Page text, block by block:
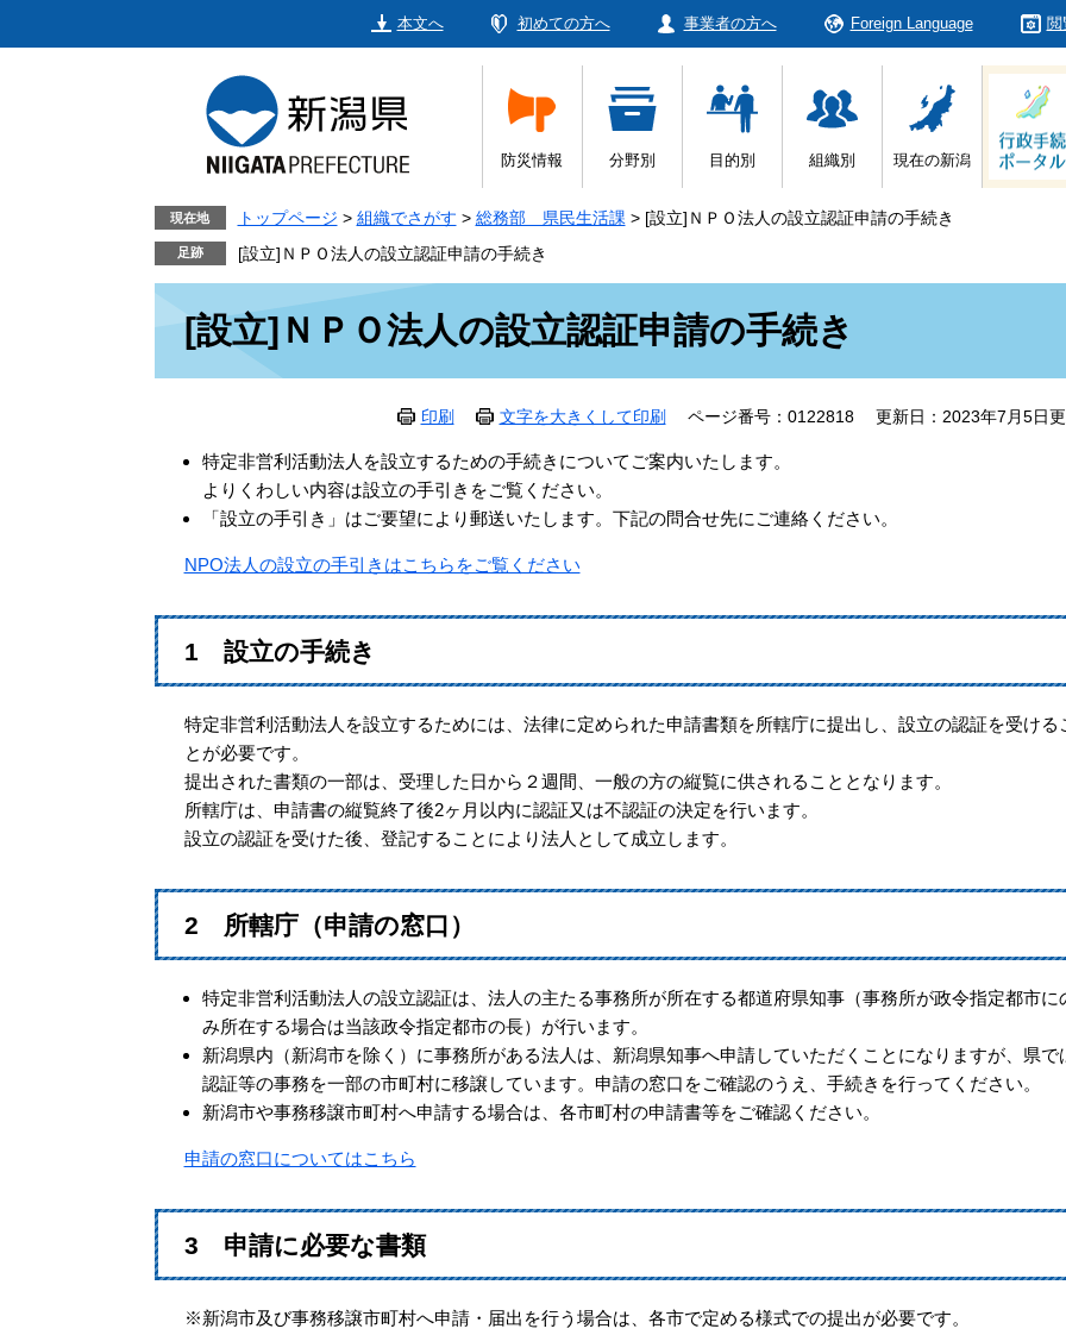
本文へ 初めての方へ 事業者の方へ Foreign Language 閲
防災情報 分野別 目的別 組織別 現在の新潟
現在地 トップページ > 組織でさがす > 総務部 県民生活課 > [設立]ＮＰＯ法人の設立認証申請の手続き
[設立]ＮＰＯ法人の設立認証申請の手続き
[設立]ＮＰＯ法人の設立認証申請の手続き
印刷 文字を大きくして印刷 ページ番号：0122818 更新日：2023年7月5日
特定非営利活動法人を設立するための手続きについてご案内いたします。
よりくわしい内容は設立の手引きをご覧ください。
「設立の手引き」はご要望により郵送いたします。下記の問合せ先にご連絡ください。
NPO法人の設立の手引きはこちらをご覧ください
1 設立の手続き
特定非営利活動法人を設立するためには、法律に定められた申請書類を所轄庁に提出し、設立の認証を受ける
とが必要です。
提出された書類の一部は、受理した日から２週間、一般の方の縦覧に供されることとなります。
所轄庁は、申請書の縦覧終了後2ヶ月以内に認証又は不認証の決定を行います。
設立の認証を受けた後、登記することにより法人として成立します。
2 所轄庁（申請の窓口）
特定非営利活動法人の設立認証は、法人の主たる事務所が所在する都道府県知事（事務所が政令指定都市に
み所在する場合は当該政令指定都市の長）が行います。
新潟県内（新潟市を除く）に事務所がある法人は、新潟県知事へ申請していただくことになりますが、県で
認証等の事務を一部の市町村に移譲しています。申請の窓口をご確認のうえ、手続きを行ってください。
新潟市や事務移譲市町村へ申請する場合は、各市町村の申請書等をご確認ください。
申請の窓口についてはこちら
3 申請に必要な書類
※新潟市及び事務移譲市町村へ申請・届出を行う場合は、各市で定める様式での提出が必要です。